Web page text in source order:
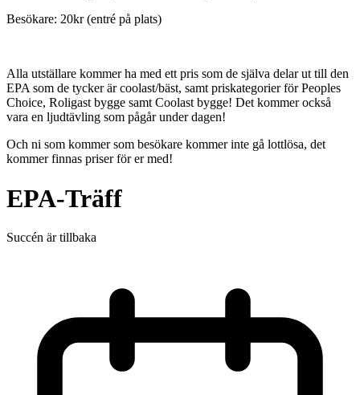
Besökare: 20kr (entré på plats)
Alla utställare kommer ha med ett pris som de själva delar ut till den
EPA som de tycker är coolast/bäst, samt priskategorier för Peoples
Choice, Roligast bygge samt Coolast bygge! Det kommer också
vara en ljudtävling som pågår under dagen!
Och ni som kommer som besökare kommer inte gå lottlösa, det
kommer finnas priser för er med!
EPA-Träff
Succén är tillbaka